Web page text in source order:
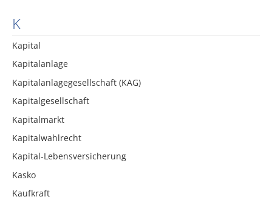
K
Kapital
Kapitalanlage
Kapitalanlagegesellschaft (KAG)
Kapitalgesellschaft
Kapitalmarkt
Kapitalwahlrecht
Kapital-Lebensversicherung
Kasko
Kaufkraft